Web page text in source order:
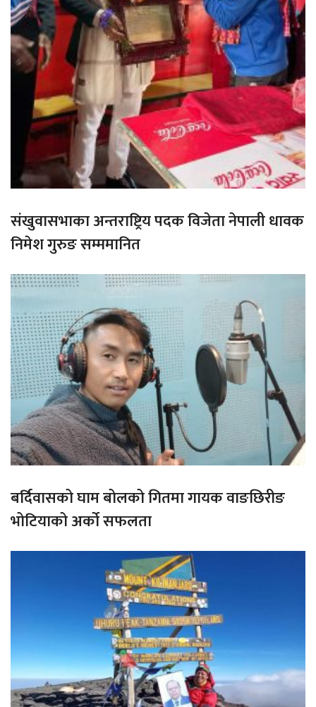
संखुवासभाका अन्तराष्ट्रिय पदक विजेता नेपाली धावक
निमेश गुरुङ सम्ममानित
बर्दिवासको घाम बोलको गितमा गायक वाङछिरीङ
भोटियाको अर्को सफलता